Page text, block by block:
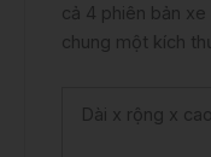
cả 4 phiên bản
chung một kích
Dài x rộng x